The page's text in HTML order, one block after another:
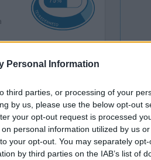
Personal Information
third parties, or processing of your
by us, please use the below opt-out
your opt-out request is processed
personal information utilized by us
your opt-out. You may separately
by third parties on the IAB’s list of
nogal lang vettig
vlekken op mijn